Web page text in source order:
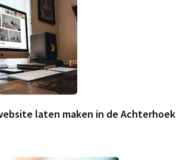
laten maken in de Achterhoek